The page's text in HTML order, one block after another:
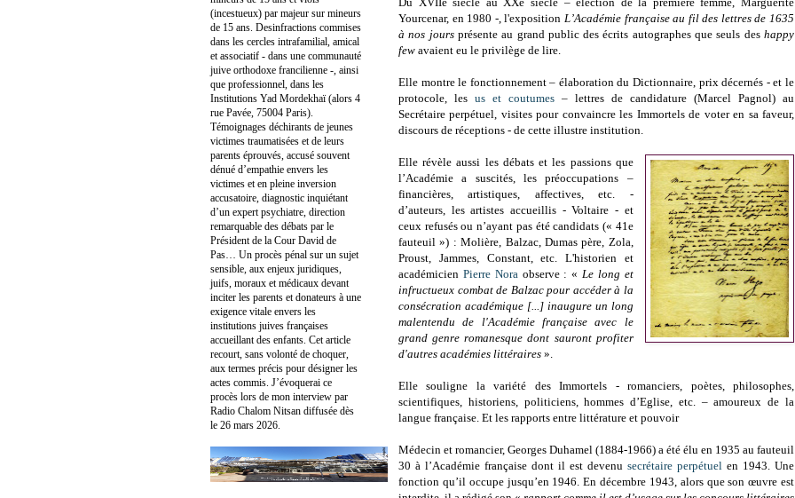
Yourcenar, en 1980 -, l'exposition L’Académie française au fil des lettres de 1635
à nos jours présente au grand public des écrits autographes que seuls deshappy
few avaient eu le privilège de lire.
Elle montre le fonctionnement – élaboration du Dictionnaire, prix décernés - et le
protocole, les us et coutumes – lettres de candidature (Marcel Pagnol) au
Secrétaire perpétuel, visites pour convaincre les Immortels de voter en sa faveur,
discours de réceptions - de cette illustre institution.
Elle révèle aussi les débats et les passions que
l’Académie a suscités, les préoccupations –
financières, artistiques, affectives, etc. -
d’auteurs, les artistes accueillis - Voltaire - et
ceux refusés ou n’ayant pas été candidats (« 41e
fauteuil ») : Molière, Balzac, Dumas père, Zola,
Proust, Jammes, Constant, etc. L'historien et
académicien Pierre Noraobserve : «Le long et
infructueux combat de Balzac pour accéder à la
consécration académique [...] inaugure un long
malentendu de l'Académie française avec le
grand genre romanesque dont sauront profiter
d'autres académies littéraires ».
Elle souligne la variété des Immortels - romanciers, poètes, philosophes,
scientifiques, historiens, politiciens, hommes d’Eglise, etc. – amoureux de la
langue française. Et les rapports entre littérature et pouvoir
Médecin et romancier, Georges Duhamel (1884-1966) a été élu en 1935 au fauteuil
30 à l’Académie française dont il est devenu secrétaire perpétuel en 1943. Une
fonction qu’il occupe jusqu’en 1946. En décembre 1943, alors que son œuvre est
(incestueux) par majeur sur mineurs
de 15 ans. Desinfractions commises
dans les cercles intrafamilial, amical
et associatif - dans une communauté
juive orthodoxe francilienne -, ainsi
que professionnel, dans les
Institutions Yad Mordekhaï (alors 4
rue Pavée, 75004 Paris).
Témoignages déchirants de jeunes
victimes traumatisées et de leurs
parents éprouvés, accusé souvent
dénué d’empathie envers les
victimes et en pleine inversion
accusatoire, diagnostic inquiétant
d’un expert psychiatre, direction
remarquable des débats par le
Président de la Cour David de
Pas… Un procès pénal sur un sujet
sensible, aux enjeux juridiques,
juifs, moraux et médicaux devant
inciter les parents et donateurs à une
exigence vitale envers les
institutions juives françaises
accueillant des enfants. Cet article
recourt, sans volonté de choquer,
aux termes précis pour désigner les
actes commis. J’évoquerai ce
procès lors de mon interview par
Radio Chalom Nitsan diffusée dès
le 26 mars 2026.